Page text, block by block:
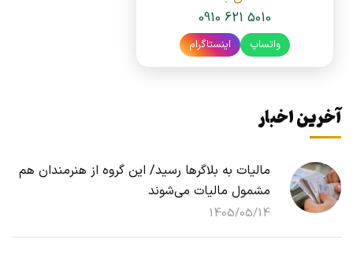
0910 621 5010
واتساپ اینستاگرام
آخرین اخبار
مالیات به بلاگرها رسید/ این گروه از هنرمندان هم
مشمول مالیات می‌شوند
1405/05/14